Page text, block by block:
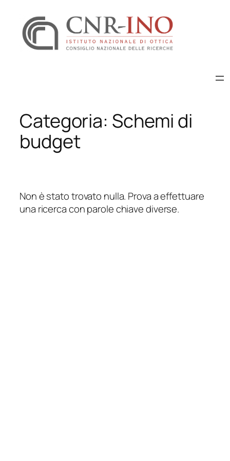
contenuto
Categoria: Schemi di
budget
Non è stato trovato nulla. Prova a effettuare
una ricerca con parole chiave diverse.